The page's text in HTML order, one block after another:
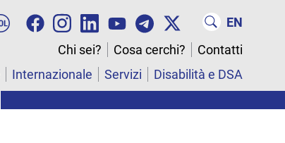
EN
Chi sei?
Cosa cerchi?
Contatti
Internazionale Servizi Disabilità e DSA